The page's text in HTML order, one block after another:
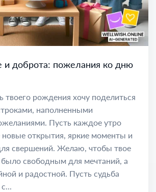
и доброта: пожелания ко дню
твоего рождения хочу поделиться
наполненными
Пусть каждое утро
новые открытия, яркие моменты и
свершений. Желаю, чтобы твое
было свободным для мечтаний, а
и радостной. Пусть судьба